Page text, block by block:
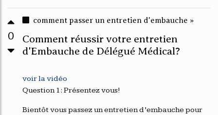
0
comment passer un entretien d'embauche »
Comment réussir votre entretien
d'Embauche de Délégué Médical?
voir la vidéo
Question 1: Présentez vous!
Bientôt vous passez un entretien d’embauche pour